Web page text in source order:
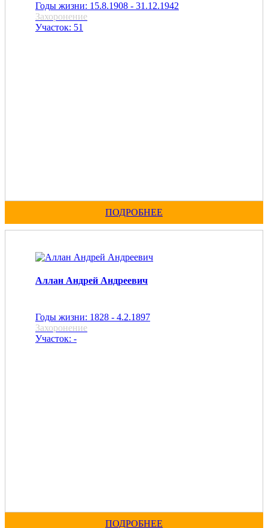
Годы жизни: 15.8.1908 - 31.12.1942
Захоронение
Участок: 51
ПОДРОБНЕЕ
Аллан Андрей Андреевич
Годы жизни: 1828 - 4.2.1897
Захоронение
Участок: -
ПОДРОБНЕЕ